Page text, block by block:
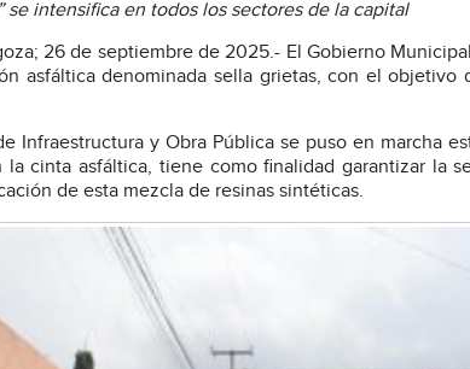
se intensifica en todos los sectores de la capital
26 de septiembre de 2025.- El Gobierno
asfáltica denominada sella grietas, con el
Infraestructura y Obra Pública se puso en marcha
la cinta asfáltica, tiene como finalidad garantizar la
de esta mezcla de resinas sintéticas.